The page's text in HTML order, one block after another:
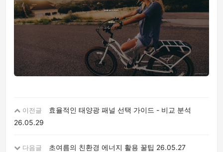
이전글
효율적인 태양광 패널 선택 가이드 - 비교 분석
26.05.29
다음글 초여름의 친환경 에너지 활용 꿀팁 26.05.27